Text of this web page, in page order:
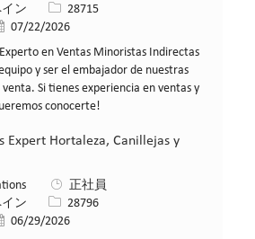
ン 求人ID28715
稿日
07/22/2026
en Ventas Minoristas Indirectas
y ser el embajador de nuestras
Si tienes experiencia en ventas y
conocerte!
Expert Hortaleza, Canillejas y
正社員
ン 求人ID28796
稿日
06/29/2026